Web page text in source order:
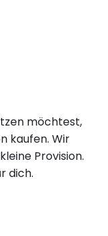
möchtest,
kaufen. Wir
Provision.
dich.